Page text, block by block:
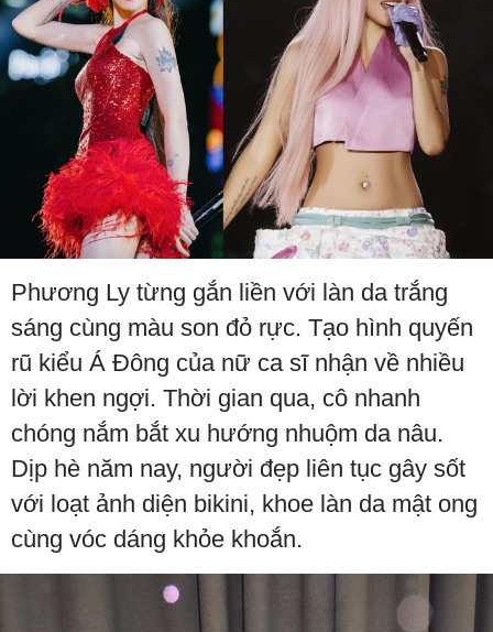
Phương Ly từng gắn liền với làn da trắng
sáng cùng màu son đỏ rực. Tạo hình quyến
rũ kiểu Á Đông của nữ ca sĩ nhận về nhiều
lời khen ngợi. Thời gian qua, cô nhanh
chóng nắm bắt xu hướng nhuộm da nâu.
Dịp hè năm nay, người đẹp liên tục gây sốt
với loạt ảnh diện bikini, khoe làn da mật ong
cùng vóc dáng khỏe khoắn.